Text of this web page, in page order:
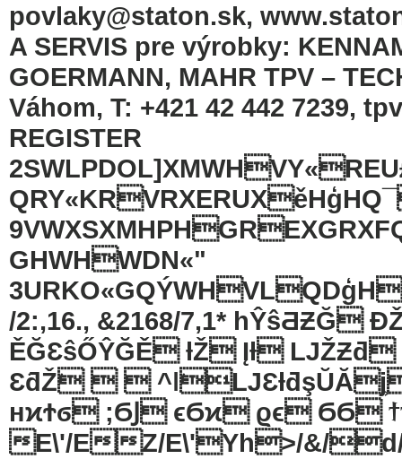
povlaky@staton.sk,
A SERVIS pre výrobky:
GOERMANN, MAHR TPV –
Váhom, T: +421 42 442 7239,
REGISTER
GHWHWDN«"
/2:,16., &2168/7,1* hŶŝƋƵĞ
ĚĞƐŝŐŶĞĚ ƚŽ Įƚ ǇŽƵƌ
Ɛ͘ƌ͘Ž͘  
нϰϮϭ ;ϬͿ ϵϬϰ ϱϵ ϬϬ
E\'/EZ/E\'Yh>/&/